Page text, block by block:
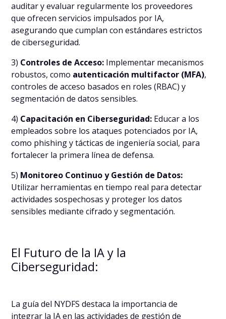
auditar y evaluar regularmente los proveedores
que ofrecen servicios impulsados por IA,
asegurando que cumplan con estándares estrictos
de ciberseguridad.
3) Controles de Acceso: Implementar mecanismos
robustos, como autenticación multifactor (MFA),
controles de acceso basados en roles (RBAC) y
segmentación de datos sensibles.
4) Capacitación en Ciberseguridad: Educar a los
empleados sobre los ataques potenciados por IA,
como phishing y tácticas de ingeniería social, para
fortalecer la primera línea de defensa.
5) Monitoreo Continuo y Gestión de Datos:
Utilizar herramientas en tiempo real para detectar
actividades sospechosas y proteger los datos
sensibles mediante cifrado y segmentación.
El Futuro de la IA y la
Ciberseguridad:
La guía del NYDFS destaca la importancia de
integrar la IA en las actividades de gestión de